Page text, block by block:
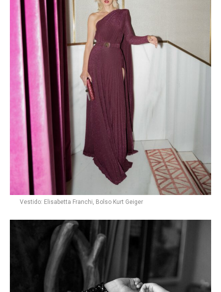
Vestido: Elisabetta Franchi, Bolso Kurt Geiger